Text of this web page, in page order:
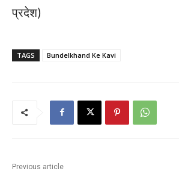
प्रदेश)
TAGS Bundelkhand Ke Kavi
Previous article